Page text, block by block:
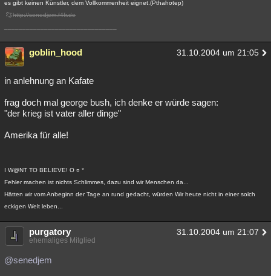
es gibt keinen Künstler, dem Vollkommenheit eignet.(Pthahotep)
http://senedjem.f4fr.de
goblin_hood 31.10.2004 um 21:05
in anlehnung an Kafate
frag doch mal george bush, ich denke er würde sagen:
"der krieg ist vater aller dinge"
Amerika für alle!
I W@NT TO BELIEVE! O ¤ °
Fehler machen ist nichts Schlimmes, dazu sind wir Menschen da...
Hätten wir vom Anbeginn der Tage an rund gedacht, würden Wir heute nicht in einer solch
eckigen Welt leben...
purgatory 31.10.2004 um 21:07
ehemaliges Mitglied
@senedjem